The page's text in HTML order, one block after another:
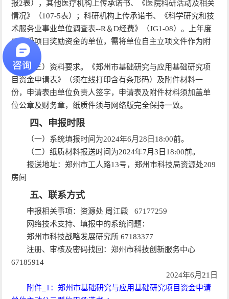
报2表），其他医疗机构上传承诺书、《医院科研活动及相关
情况》（107-5表）；科研机构上传承诺书、《科学研究和技
术服务业事业单位调查表--R＆D经费》（JG1-08）。上年度
已享受项目奖励资金的单位，需将单位自主立项文件作为附
件上传。
（三）资料要求。《郑州市基础研究与应用基础研究项
目资金申请表》（须在线打印含有条形码）及附件材料一
份，申请表由单位负责人签字，申请表及附件材料须加盖单
位公章及财务章，纸质件须与网络版完全保持一致。
四、申报时限
（一）系统填报时间为2024年6月28日18:00前。
（二）纸质材料报送时间为2024年7月3 日18:00前。
报送地址：郑州市工人路13号，郑州市科技局资源处209
房间
五、联系方式
申报相关事项：资源处 周江殿 67177259
网络技术支持、填报中的系统问题：
郑州市科技战略发展研究所 67183377
注册、审核及密码找回：郑州市科技创新服务中心
67185914
2024年6月21日
附件_1：郑州市基础研究与应用基础研究项目资金申请